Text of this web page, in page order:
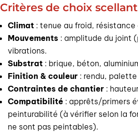
Critères de choix
Climat : tenue au froid,
Mouvements : amplitude du joint
vibrations.
Substrat : brique, béton,
Finition & couleur : rendu,
Contraintes de chantier :
Compatibilité : apprêts/primers
peinturabilité (à vérifier selon la
ne sont pas peintables).